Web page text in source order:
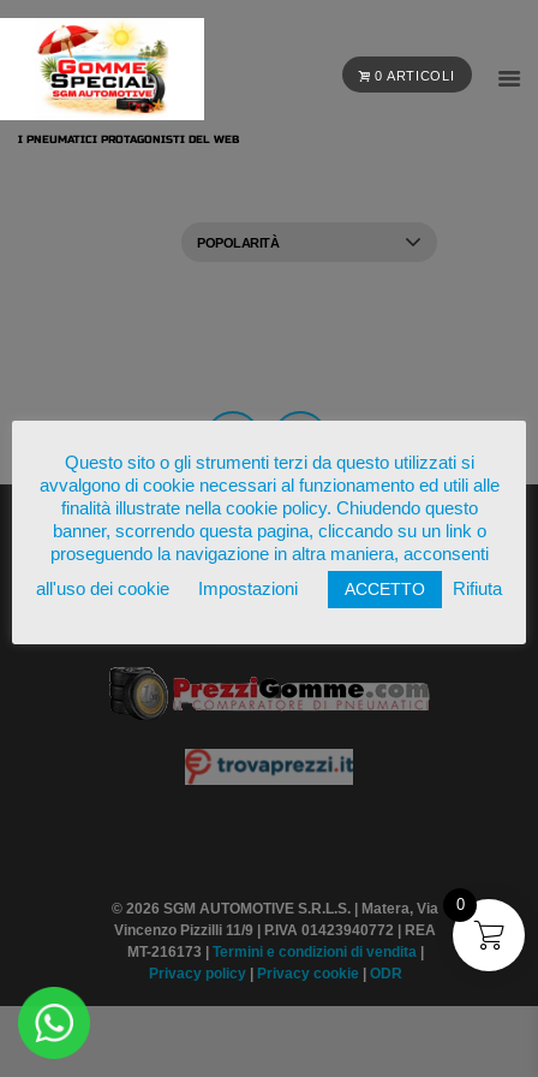
0 ARTICOLI
I PNEUMATICI PROTAGONISTI DEL WEB
© 2026 SGM AUTOMOTIVE S.R.L.S. | Matera, Via
Vincenzo Pizzilli 11/9 | P.IVA 01423940772 | REA
MT-216173 | Termini e condizioni di vendita |
Privacy policy | Privacy cookie | ODR
Questo sito o gli strumenti terzi da questo utilizzati si
avvalgono di cookie necessari al funzionamento ed utili alle
finalità illustrate nella cookie policy. Chiudendo questo
banner, scorrendo questa pagina, cliccando su un link o
proseguendo la navigazione in altra maniera, acconsenti
all'uso dei cookie
Impostazioni ACCETTO Rifiuta
0